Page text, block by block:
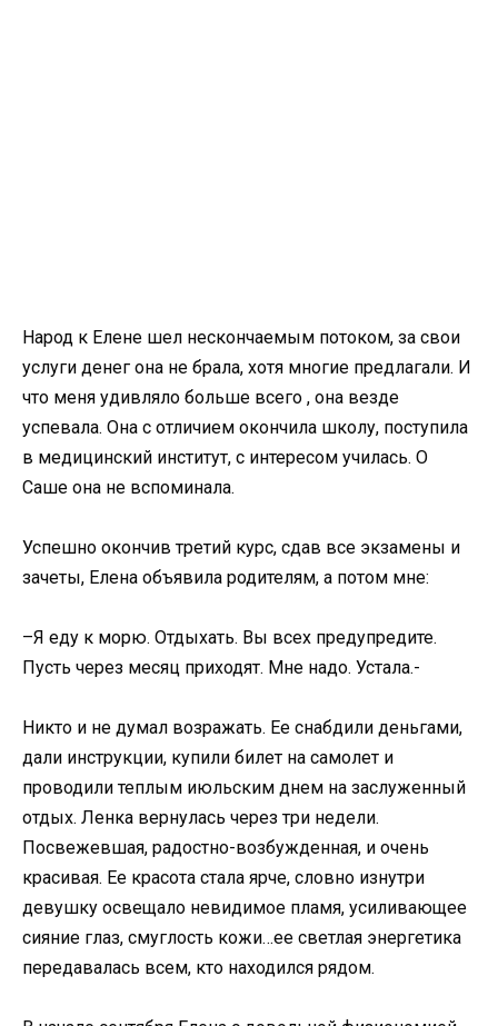
Народ к Елене шел нескончаемым потоком, за свои
услуги денег она не брала, хотя многие предлагали. И
что меня удивляло больше всего , она везде
успевала. Она с отличием окончила школу, поступила
в медицинский институт, с интересом училась. О
Саше она не вспоминала.
Успешно окончив третий курс, сдав все экзамены и
зачеты, Елена объявила родителям, а потом мне:
–Я еду к морю. Отдыхать. Вы всех предупредите.
Пусть через месяц приходят. Мне надо. Устала.-
Никто и не думал возражать. Ее снабдили деньгами,
дали инструкции, купили билет на самолет и
проводили теплым июльским днем на заслуженный
отдых. Ленка вернулась через три недели.
Посвежевшая, радостно-возбужденная, и очень
красивая. Ее красота стала ярче, словно изнутри
девушку освещало невидимое пламя, усиливающее
сияние глаз, смуглость кожи…ее светлая энергетика
передавалась всем, кто находился рядом.